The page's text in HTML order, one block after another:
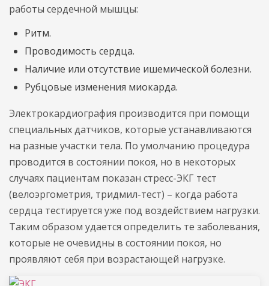
работы сердечной мышцы:
Ритм.
Проводимость сердца.
Наличие или отсутствие ишемической болезни.
Рубцовые изменения миокарда.
Электрокардиография производится при помощи
специальных датчиков, которые устанавливаются
на разные участки тела. По умолчанию процедура
проводится в состоянии покоя, но в некоторых
случаях пациентам показан стресс-ЭКГ тест
(велоэргометрия, тридмил-тест) – когда работа
сердца тестируется уже под воздействием нагрузки.
Таким образом удается определить те заболевания,
которые не очевидны в состоянии покоя, но
проявляют себя при возрастающей нагрузке.